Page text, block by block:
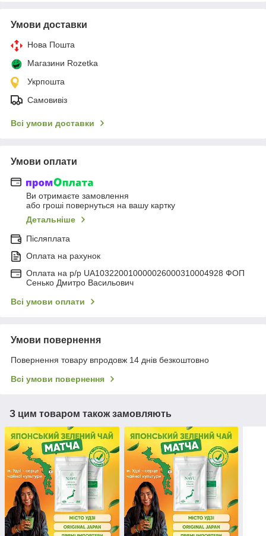
Умови доставки
Нова Пошта
Магазини Rozetka
Укрпошта
Самовивіз
Всі умови доставки
Умови оплати
Ви отримаєте замовлення
або гроші повернуться на вашу картку
Детальніше
Післяплата
Оплата на рахунок
Оплата на р/р UA103220010000026000310004928 ФОП
Сенько Дмитро Васильович
Всі умови оплати
Умови повернення
Повернення товару впродовж 14 днів безкоштовно
Всі умови повернення
З цим товаром також замовляють